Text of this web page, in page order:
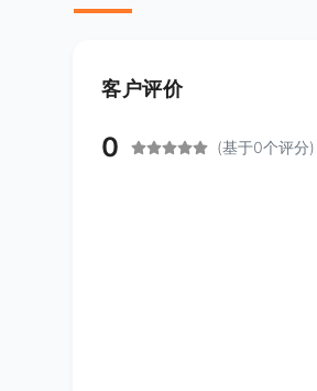
客户评价
0 (基于0个评分)